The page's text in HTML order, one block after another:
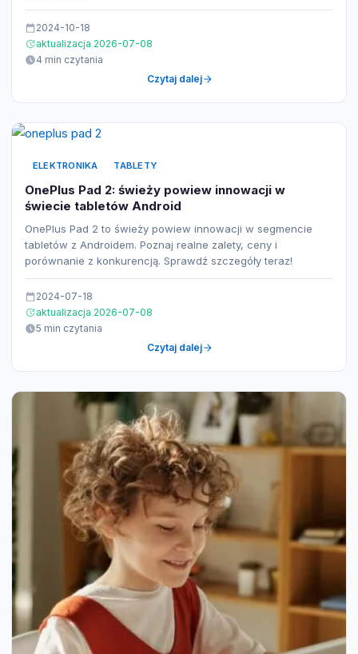
2024-10-18
aktualizacja 2026-07-08
4 min czytania
Czytaj dalej
ELEKTRONIKA TABLETY
OnePlus Pad 2: świeży powiew innowacji w
świecie tabletów Android
OnePlus Pad 2 to świeży powiew innowacji w segmencie
tabletów z Androidem. Poznaj realne zalety, ceny i
porównanie z konkurencją. Sprawdź szczegóły teraz!
2024-07-18
aktualizacja 2026-07-08
5 min czytania
Czytaj dalej